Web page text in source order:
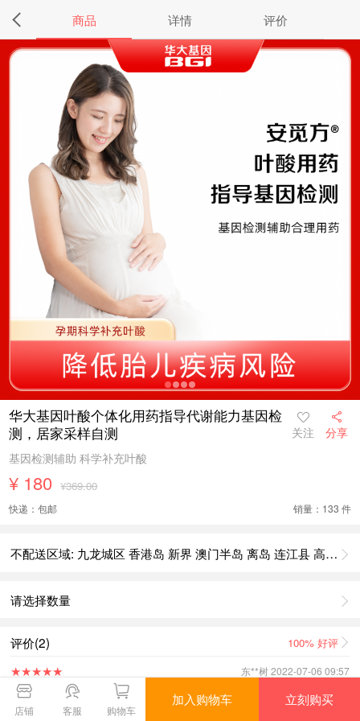
商品 详情 评价
上拉返回商品详情
华大基因叶酸个体化用药指导代谢能力基因检
测，居家采样自测
关注
分享
基因检测辅助 科学补充叶酸
¥ 180 ¥369.00
快递：包邮 销量：133 件
不配送区域: 九龙城区 香港岛 新界 澳门半岛 离岛 连江县 高雄市 花莲县 嘉义市 嘉义县 基隆市 金门县 苗栗县 南投县 澎湖县 屏东县 台北市 台东县 台南市 台中 桃园县 新北市 新竹市 新竹县 宜兰县 云林县 彰化县 境外
请选择数量
评价(2) 100%好评
★★★★★ 东**树 2022-07-06 09:57
采样简单，报告专业
店铺 客服 购物车
加入购物车 立刻购买